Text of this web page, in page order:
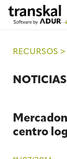
RECURSOS >
NOTICIAS
centro